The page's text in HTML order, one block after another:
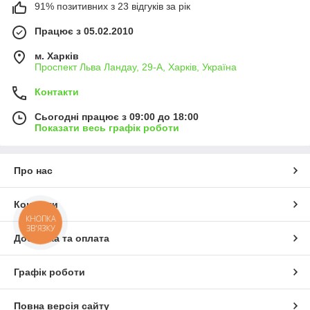
91% позитивних з 23 відгуків за рік
Працює з 05.02.2010
м. Харків
Проспект Льва Ландау, 29-А, Харків, Україна
Контакти
Сьогодні працює з 09:00 до 18:00
Показати весь графік роботи
Про нас
Контакти
Доставка та оплата
Графік роботи
Повна версія сайту
КНОПКА
ЗВ'ЯЗКУ